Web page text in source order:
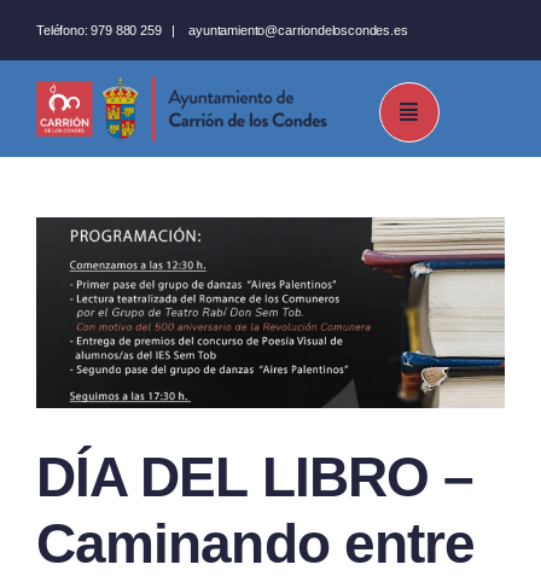
al
contenido
Teléfono: 979 880 259 |ayuntamiento@carriondeloscondes.es
DÍA DEL LIBRO –
Caminando entre